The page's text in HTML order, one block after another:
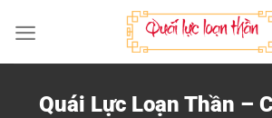
qua
nội
Quái Lực Loạn Thần –